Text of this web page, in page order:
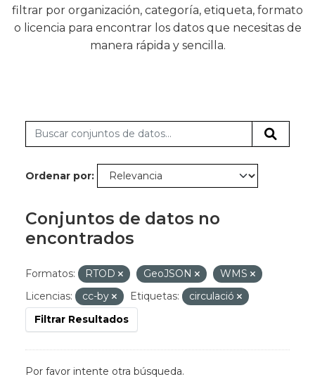
filtrar por organización, categoría, etiqueta, formato
o licencia para encontrar los datos que necesitas de
manera rápida y sencilla.
Ordenar por
Conjuntos de datos no
encontrados
Formatos: RTOD GeoJSON
WMS
Licencias:
cc-by Etiquetas:
circulació
Filtrar Resultados
Por favor intente otra búsqueda.